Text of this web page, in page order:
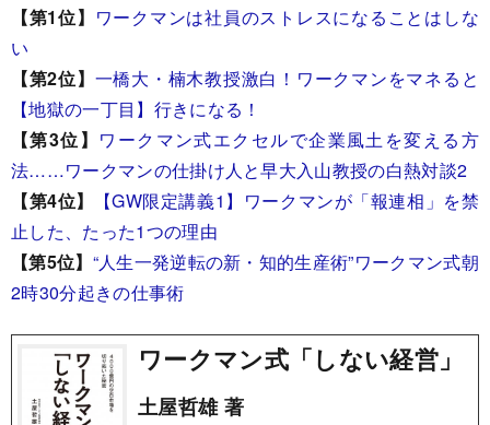
【第1位】 ワークマンは社員のストレスになることはしな
い
【第2位】 一橋大・楠木教授激白！ワークマンをマネると
【地獄の一丁目】行きになる！
【第3位】 ワークマン式エクセルで企業風土を変える方
法……ワークマンの仕掛け人と早大入山教授の白熱対談2
【第4位】
【GW限定講義1】ワークマンが「報連相」を禁
止した、たった1つの理由
【第5位】 “人生一発逆転の新・知的生産術”ワークマン式朝
2時30分起きの仕事術
ワークマン式「しない経営」
土屋哲雄 著